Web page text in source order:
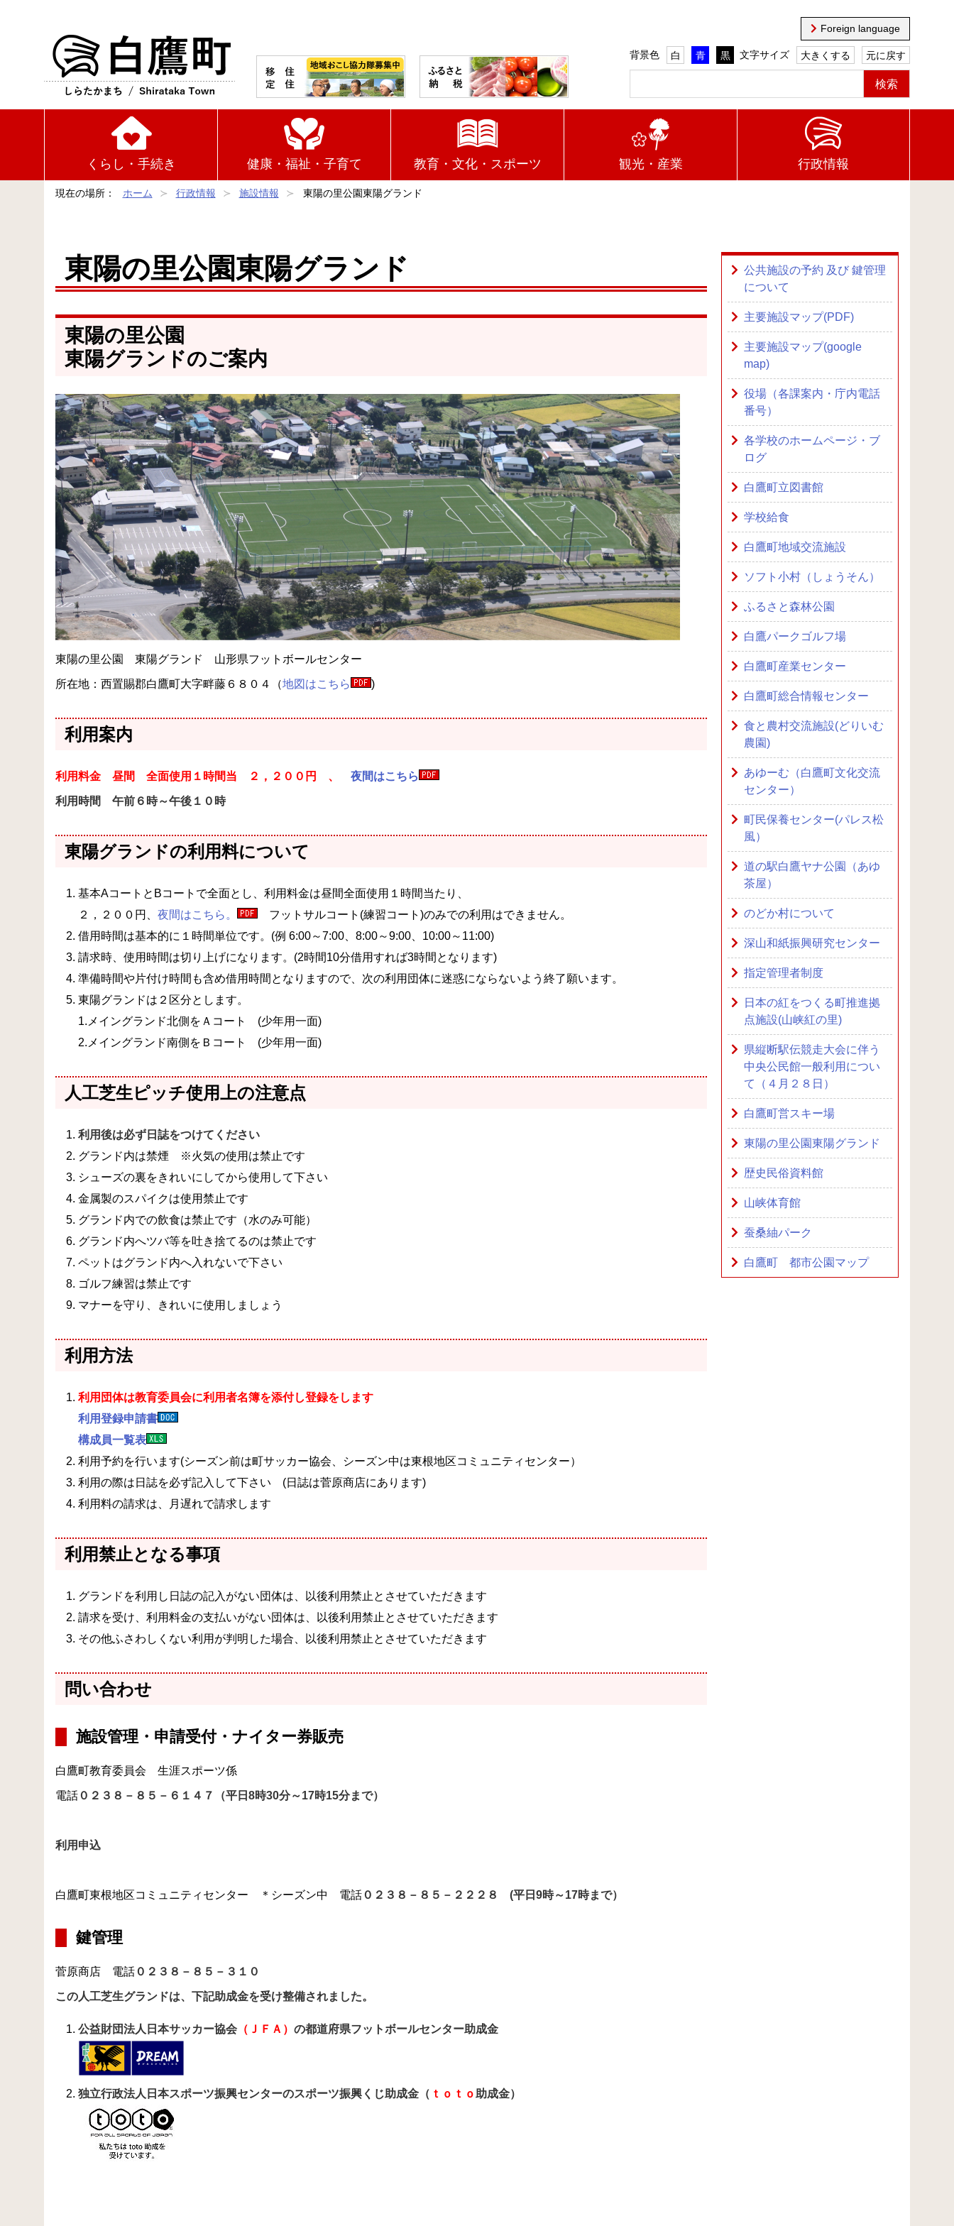
Foreign language
背景色 白 青 黒 文字サイズ 大きくする 元に戻す
くらし・手続き 健康・福祉・子育て 教育・文化・スポーツ 観光・産業 行政情報
現在の場所： ホーム 行政情報 施設情報 東陽の里公園東陽グランド
東陽の里公園東陽グランド
東陽の里公園
東陽グランドのご案内
東陽の里公園 東陽グランド 山形県フットボールセンター
所在地：西置賜郡白鷹町大字畔藤６８０４（地図はこちら )
利用案内
利用料金 昼間 全面使用１時間当 ２，２００円 、 夜間はこちら
利用時間 午前６時～午後１０時
東陽グランドの利用料について
基本AコートとBコートで全面とし、利用料金は昼間全面使用１時間当たり、
２，２００円、 夜間はこちら。
フットサルコート(練習コート)のみでの利用はできません。
借用時間は基本的に１時間単位です。(例 6:00～7:00、8:00～9:00、10:00～11:00)
請求時、使用時間は切り上げになります。(2時間10分借用すれば3時間となります)
準備時間や片付け時間も含め借用時間となりますので、次の利用団体に迷惑にならないよう終了願います。
東陽グランドは２区分とします。
1.メイングランド北側をＡコート (少年用一面)
2.メイングランド南側をＢコート (少年用一面)
人工芝生ピッチ使用上の注意点
利用後は必ず日誌をつけてください
グランド内は禁煙 ※火気の使用は禁止です
シューズの裏をきれいにしてから使用して下さい
金属製のスパイクは使用禁止です
グランド内での飲食は禁止です（水のみ可能）
グランド内へツバ等を吐き捨てるのは禁止です
ペットはグランド内へ入れないで下さい
ゴルフ練習は禁止です
マナーを守り、きれいに使用しましょう
利用方法
利用団体は教育委員会に利用者名簿を添付し登録をします
利用登録申請書
構成員一覧表
利用予約を行います(シーズン前は町サッカー協会、シーズン中は東根地区コミュニティセンター）
利用の際は日誌を必ず記入して下さい (日誌は菅原商店にあります)
利用料の請求は、月遅れで請求します
利用禁止となる事項
グランドを利用し日誌の記入がない団体は、以後利用禁止とさせていただきます
請求を受け、利用料金の支払いがない団体は、以後利用禁止とさせていただきます
その他ふさわしくない利用が判明した場合、以後利用禁止とさせていただきます
問い合わせ
施設管理・申請受付・ナイター券販売
白鷹町教育委員会 生涯スポーツ係
電話０２３８－８５－６１４７（平日8時30分～17時15分まで）
利用申込
白鷹町東根地区コミュニティセンター ＊シーズン中 電話０２３８－８５－２２２８ (平日9時～17時まで）
鍵管理
菅原商店 電話０２３８－８５－３１０
この人工芝生グランドは、下記助成金を受け整備されました。
公益財団法人日本サッカー協会 （ＪＦＡ） の都道府県フットボールセンター助成金
独立行政法人日本スポーツ振興センターのスポーツ振興くじ助成金（ ｔｏｔｏ助成金）
公共施設の予約 及び 鍵管理
について
主要施設マップ(PDF)
主要施設マップ(google
map)
役場（各課案内・庁内電話
番号）
各学校のホームページ・ブ
ログ
白鷹町立図書館
学校給食
白鷹町地域交流施設
ソフト小村（しょうそん）
ふるさと森林公園
白鷹パークゴルフ場
白鷹町産業センター
白鷹町総合情報センター
食と農村交流施設(どりいむ
農園)
あゆーむ（白鷹町文化交流
センター）
町民保養センター(パレス松
風）
道の駅白鷹ヤナ公園（あゆ
茶屋）
のどか村について
深山和紙振興研究センター
指定管理者制度
日本の紅をつくる町推進拠
点施設(山峡紅の里)
県縦断駅伝競走大会に伴う
中央公民館一般利用につい
て（４月２８日）
白鷹町営スキー場
東陽の里公園東陽グランド
歴史民俗資料館
山峡体育館
蚕桑紬パーク
白鷹町 都市公園マップ